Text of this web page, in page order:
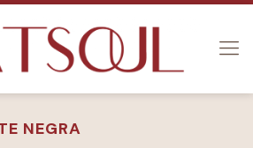
NEGRA